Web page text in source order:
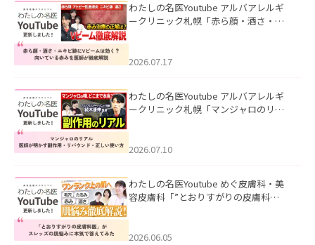
わたしの名医Youtube アルバアレルギ
ークリニック札幌「赤ら顔・酒さ・ニ
した。
2026.07.17
わたしの名医Youtube アルバアレルギ
ークリニック札幌「マンジャロのリア
た。
2026.07.10
わたしの名医Youtube めぐ皮膚科・美
容皮膚科「”とおりすがりの皮膚科
2026.06.05